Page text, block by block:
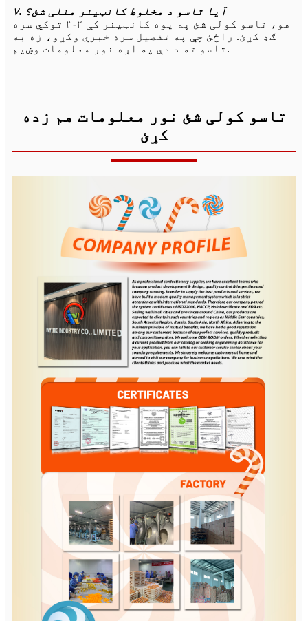
۷. آیا تاسو د مخلوط کانټینر منلی شئ؟
هو، تاسو کولی شئ په یوه کانټینر کې ۲-۳ توکي سره
ګډ کړئ. راځئ چې په تفصیل سره خبرې وکړو، زه به
تاسو ته د دې په اړه نور معلومات وښیم.
تاسو کولی شئ نور معلومات هم زده
کړئ